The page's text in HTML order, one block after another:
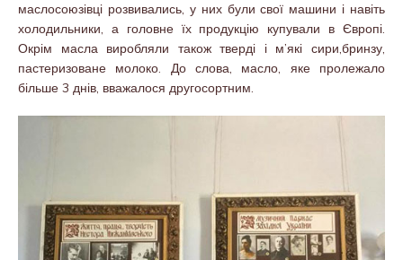
маслосоюзівці розвивались, у них були свої машини і навіть
холодильники, а головне їх продукцію купували в Європі.
Окрім масла виробляли також тверді і м’які сири,бринзу,
пастеризоване молоко. До слова, масло, яке пролежало
більше 3 днів, вважалося другосортним.